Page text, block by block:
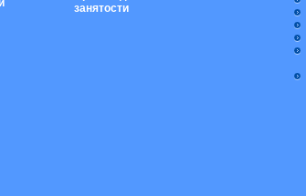
занятости